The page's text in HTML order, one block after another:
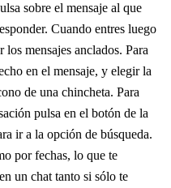
sobre el mensaje al que
Cuando entres luego
mensajes anclados. Para
en el mensaje, y elegir la
de una chincheta. Para
pulsa en el botón de la
ir a la opción de búsqueda.
por fechas, lo que te
un chat tanto si sólo te